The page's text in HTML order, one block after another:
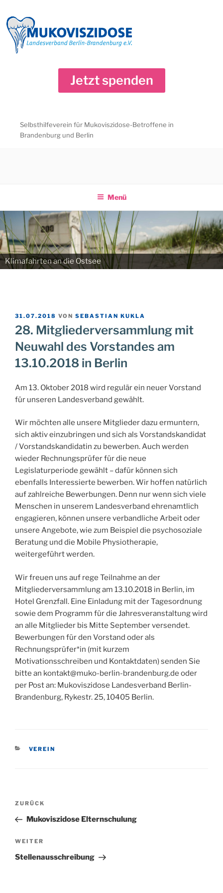
Inhalt
springen
Jetzt spenden
Selbsthilfeverein für Mukoviszidose-Betroffene in
Brandenburg und Berlin
Menü
Klimafahrten an die Ostsee
VERÖFFENTLICHT
AM
31.07.2018 VON SEBASTIAN KUKLA
28. Mitgliederversammlung mit
Neuwahl des Vorstandes am
13.10.2018 in Berlin
Am 13. Oktober 2018 wird regulär ein neuer Vorstand
für unseren Landesverband gewählt.
Wir möchten alle unsere Mitglieder dazu ermuntern,
sich aktiv einzubringen und sich als Vorstandskandidat
/ Vorstandskandidatin zu bewerben. Auch werden
wieder Rechnungsprüfer für die neue
Legislaturperiode gewählt – dafür können sich
ebenfalls Interessierte bewerben. Wir hoffen natürlich
auf zahlreiche Bewerbungen. Denn nur wenn sich viele
Menschen in unserem Landesverband ehrenamtlich
engagieren, können unsere verbandliche Arbeit oder
unsere Angebote, wie zum Beispiel die psychosoziale
Beratung und die Mobile Physiotherapie,
weitergeführt werden.
Wir freuen uns auf rege Teilnahme an der
Mitgliederversammlung am 13.10.2018 in Berlin, im
Hotel Grenzfall. Eine Einladung mit der Tagesordnung
sowie dem Programm für die Jahresveranstaltung wird
an alle Mitglieder bis Mitte September versendet.
Bewerbungen für den Vorstand oder als
Rechnungsprüfer*in (mit kurzem
Motivationsschreiben und Kontaktdaten) senden Sie
bitte an kontakt@muko-berlin-brandenburg.de oder
per Post an: Mukoviszidose Landesverband Berlin-
Brandenburg, Rykestr. 25, 10405 Berlin.
KATEGORIEN
VEREIN
Beitragsnavigation
Vorheriger
Beitrag
ZURÜCK
Mukoviszidose Elternschulung
Nächster
Beitrag
WEITER
Stellenausschreibung